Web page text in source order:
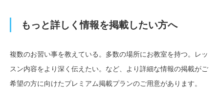
もっと詳しく情報を掲載したい方へ
複数のお習い事を教えている。多数の場所にお教室を持つ。レッ
スン内容をより深く伝えたい。など、より詳細な情報の掲載がご
希望の方に向けたプレミアム掲載プランのご用意があります。